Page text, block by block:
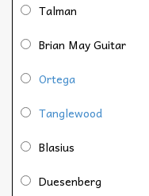
Talman
Brian May Guitar
Ortega
Tanglewood
Blasius
Duesenberg